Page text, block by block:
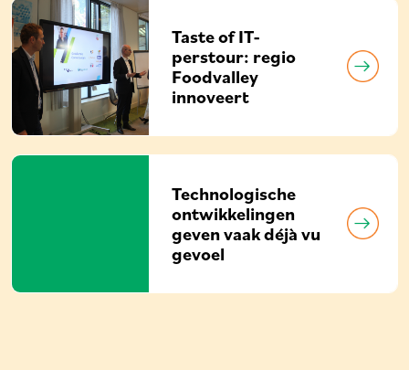
Taste of IT-
perstour: regio
Foodvalley
innoveert
Technologische
ontwikkelingen
geven vaak déjà vu
gevoel